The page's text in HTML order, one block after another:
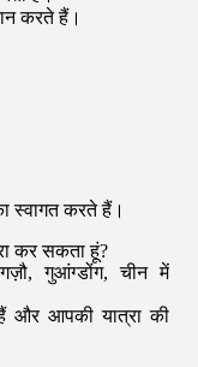
करते हैं।
स्वागत करते हैं।
कर सकता हूं?
गुआंग्डोंग, चीन में
और आपकी यात्रा की